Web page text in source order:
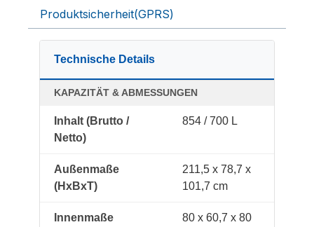
Produktsicherheit(GPRS)
Technische Details
KAPAZITÄT & ABMESSUNGEN
Inhalt (Brutto /
Netto)
854 / 700 L
Außenmaße
(HxBxT)
211,5 x 78,7 x
101,7 cm
Innenmaße
80 x 60,7 x 80